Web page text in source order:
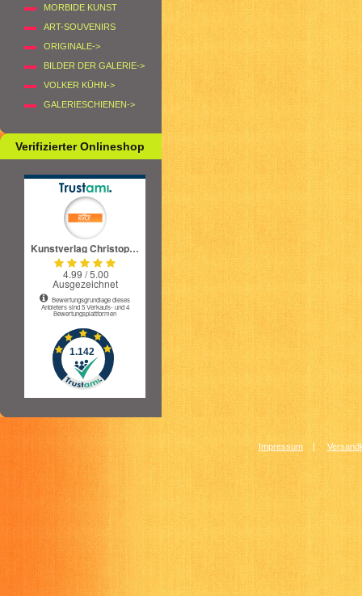
MORBIDE KUNST
ART-SOUVENIRS
ORIGINALE->
BILDER DER GALERIE->
VOLKER KÜHN->
GALERIESCHIENEN->
Verifizierter Onlineshop
Impressum |